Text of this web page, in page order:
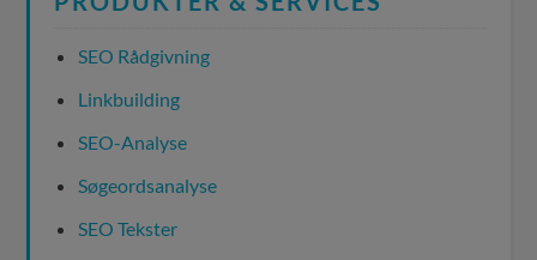
SEO Rådgivning
Linkbuilding
SEO-Analyse
Søgeordsanalyse
SEO Tekster